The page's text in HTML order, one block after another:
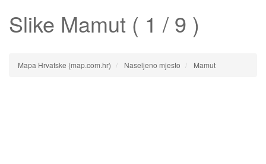
Slike Mamut ( 1 / 9 )
Mapa Hrvatske (map.com.hr) Naseljeno mjesto Mamut